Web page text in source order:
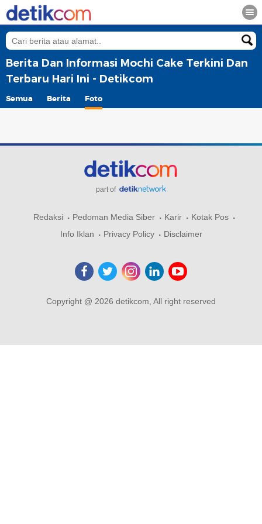
Berita Dan Informasi Mochi Cake Terkini Dan
Terbaru Hari Ini - Detikcom
Semua Berita Foto
part of
Redaksi Pedoman Media Siber Karir
Kotak Pos
Info Iklan
Privacy Policy Disclaimer
Copyright @ 2026 detikcom, All right reserved